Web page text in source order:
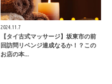
2024.11.7
【タイ古式マッサージ】坂東市の前
回訪問リベンジ達成なるか！？この
お店の本…